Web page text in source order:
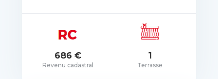
Pas de prix spécifié
686 €
Revenu cadastral
1
Terrasse